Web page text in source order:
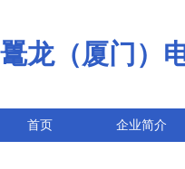
鼍龙（厦门）
首页 企业简介